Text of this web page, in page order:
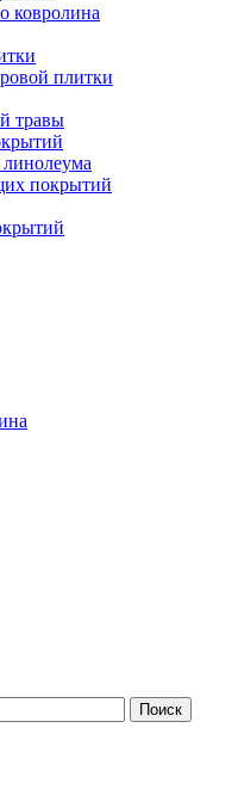
ковролина
плитки
травы
покрытий